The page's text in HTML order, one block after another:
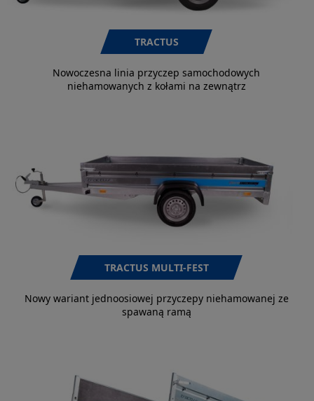
TRACTUS
Nowoczesna linia przyczep samochodowych
niehamowanych z kołami na zewnątrz
TRACTUS MULTI-FEST
Nowy wariant jednoosiowej przyczepy niehamowanej ze
spawaną ramą